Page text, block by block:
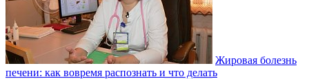
Жировая болезнь
печени: как вовремя распознать и что делать